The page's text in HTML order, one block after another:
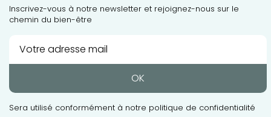
Inscrivez-vous à notre newsletter et rejoignez-nous sur le
chemin du bien-être
OK
Sera utilisé conformément à notre politique de confidentialité